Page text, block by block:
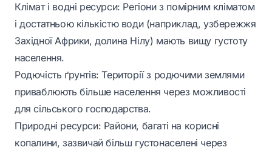
Клімат і водні ресурси: Регіони з помірним кліматом
і достатньою кількістю води (наприклад, узбережжя
Західної Африки, долина Нілу) мають вищу густоту
населення.
Родючість ґрунтів: Території з родючими землями
приваблюють більше населення через можливості
для сільського господарства.
Природні ресурси: Райони, багаті на корисні
копалини, зазвичай більш густонаселені через